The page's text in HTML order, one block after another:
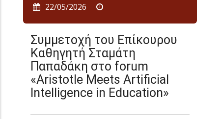
22/05/2026
Συμμετοχή του Επίκουρου
Καθηγητή Σταμάτη
Παπαδάκη στο forum
«Aristotle Meets Artificial
Intelligence in Education»